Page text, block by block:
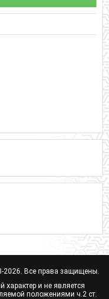
2026. Все права защищены.
и не является
положениями ч.2 ст.